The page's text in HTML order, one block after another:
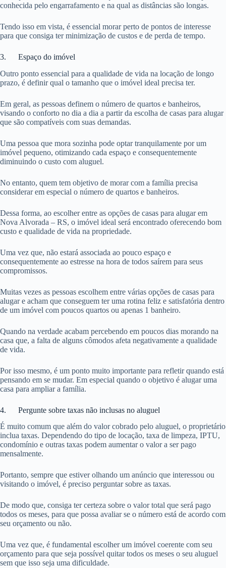
conhecida pelo engarrafamento e na qual as distâncias são longas.
Tendo isso em vista, é essencial morar perto de pontos de interesse
para que consiga ter minimização de custos e de perda de tempo.
3. Espaço do imóvel
Outro ponto essencial para a qualidade de vida na locação de longo
prazo, é definir qual o tamanho que o imóvel ideal precisa ter.
Em geral, as pessoas definem o número de quartos e banheiros,
visando o conforto no dia a dia a partir da escolha de casas para alugar
que são compatíveis com suas demandas.
Uma pessoa que mora sozinha pode optar tranquilamente por um
imóvel pequeno, otimizando cada espaço e consequentemente
diminuindo o custo com aluguel.
No entanto, quem tem objetivo de morar com a família precisa
considerar em especial o número de quartos e banheiros.
Dessa forma, ao escolher entre as opções de casas para alugar em
Nova Alvorada – RS, o imóvel ideal será encontrado oferecendo bom
custo e qualidade de vida na propriedade.
Uma vez que, não estará associada ao pouco espaço e
consequentemente ao estresse na hora de todos saírem para seus
compromissos.
Muitas vezes as pessoas escolhem entre várias opções de casas para
alugar e acham que conseguem ter uma rotina feliz e satisfatória dentro
de um imóvel com poucos quartos ou apenas 1 banheiro.
Quando na verdade acabam percebendo em poucos dias morando na
casa que, a falta de alguns cômodos afeta negativamente a qualidade
de vida.
Por isso mesmo, é um ponto muito importante para refletir quando está
pensando em se mudar. Em especial quando o objetivo é alugar uma
casa para ampliar a família.
4. Pergunte sobre taxas não inclusas no aluguel
É muito comum que além do valor cobrado pelo aluguel, o proprietário
inclua taxas. Dependendo do tipo de locação, taxa de limpeza, IPTU,
condomínio e outras taxas podem aumentar o valor a ser pago
mensalmente.
Portanto, sempre que estiver olhando um anúncio que interessou ou
visitando o imóvel, é preciso perguntar sobre as taxas.
De modo que, consiga ter certeza sobre o valor total que será pago
todos os meses, para que possa avaliar se o número está de acordo com
seu orçamento ou não.
Uma vez que, é fundamental escolher um imóvel coerente com seu
orçamento para que seja possível quitar todos os meses o seu aluguel
sem que isso seja uma dificuldade.